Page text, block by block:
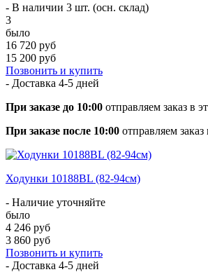
- В наличии 3 шт. (осн. склад)
3
было
16 720 руб
15 200 руб
Позвонить и купить
- Доставка 4-5 дней
При заказе до 10:00 отправляем заказ в
При заказе после 10:00 отправляем
Ходунки 10188BL (82-94см)
- Наличие уточняйте
было
4 246 руб
3 860 руб
Позвонить и купить
- Доставка 4-5 дней